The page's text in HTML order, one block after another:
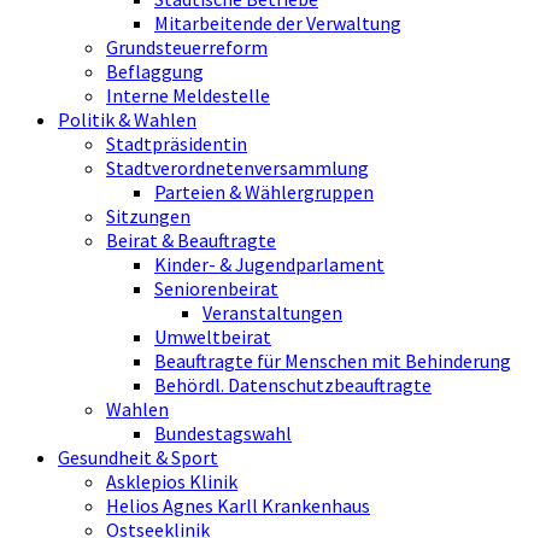
Mitarbeitende der Verwaltung
Grundsteuerreform
Beflaggung
Interne Meldestelle
Politik & Wahlen
Stadtpräsidentin
Stadtverordnetenversammlung
Parteien & Wählergruppen
Sitzungen
Beirat & Beauftragte
Kinder- & Jugendparlament
Seniorenbeirat
Veranstaltungen
Umweltbeirat
Beauftragte für Menschen mit Behinderung
Behördl. Datenschutzbeauftragte
Wahlen
Bundestagswahl
Gesundheit & Sport
Asklepios Klinik
Helios Agnes Karll Krankenhaus
Ostseeklinik